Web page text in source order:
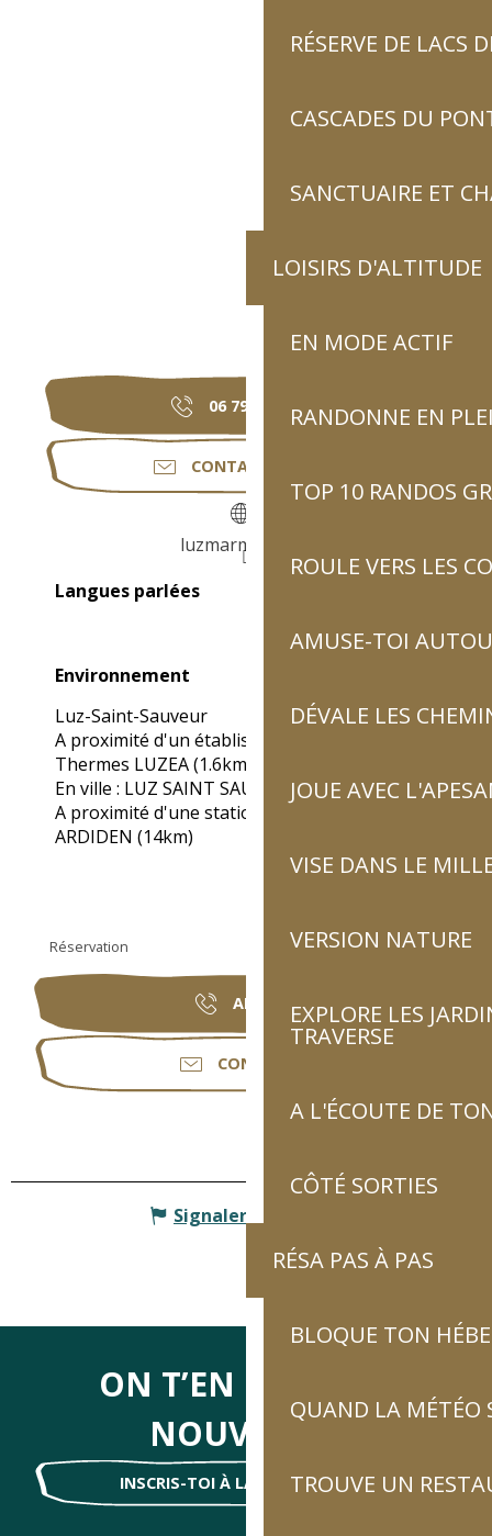
RÉSERVE DE LACS
CASCADES DU
SANCTUAIRE ET
LOISIRS D'ALTITUDE
EN MODE ACTIF
RANDONNE EN
TOP 10 RANDOS
ROULE VERS LES
AMUSE-TOI
DÉVALE LES
JOUE AVEC
VISE DANS LE
VERSION NATURE
EXPLORE LES
TRAVERSE
A L'ÉCOUTE DE
CÔTÉ SORTIES
RÉSA PAS À PAS
BLOQUE TON
QUAND LA MÉTÉO
TROUVE UN
06 79 80 21 ▒▒
CONTACTEZ-NOUS
luzmarmottes.fr
Langues parlées
Langues parlées
Environnement
Environnement
Luz-Saint-Sauveur
A proximité d'un établissement thermal :
Thermes LUZEA(1.6km)
En ville : LUZ SAINT SAUVEUR
A proximité d'une station de ski :
ARDIDEN (14km)
Réservation
APPELER
CONTACTER
Signaler une erreur
ON T’EN DIRA DES
NOUVELLES
INSCRIS-TOI À LA NEWSLETTER !